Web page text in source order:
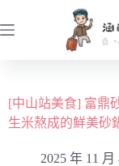
至
容[中山站美食] 富鼎
生米熬成的鮮美砂
2025 年 11 月